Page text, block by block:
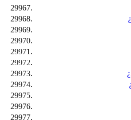
29967.
29968.
29969.
29970.
29971.
29972.
29973.
29974.
29975.
29976.
29977.